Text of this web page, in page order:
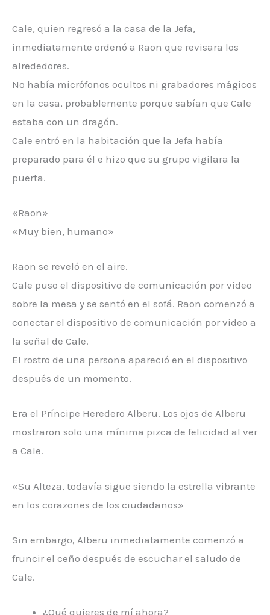
Cale, quien regresó a la casa de la Jefa,
inmediatamente ordenó a Raon que revisara los
alrededores.
No había micrófonos ocultos ni grabadores mágicos
en la casa, probablemente porque sabían que Cale
estaba con un dragón.
Cale entró en la habitación que la Jefa había
preparado para él e hizo que su grupo vigilara la
puerta.
«Raon»
«Muy bien, humano»
Raon se reveló en el aire.
Cale puso el dispositivo de comunicación por video
sobre la mesa y se sentó en el sofá. Raon comenzó a
conectar el dispositivo de comunicación por video a
la señal de Cale.
El rostro de una persona apareció en el dispositivo
después de un momento.
Era el Príncipe Heredero Alberu. Los ojos de Alberu
mostraron solo una mínima pizca de felicidad al ver
a Cale.
«Su Alteza, todavía sigue siendo la estrella vibrante
en los corazones de los ciudadanos»
Sin embargo, Alberu inmediatamente comenzó a
fruncir el ceño después de escuchar el saludo de
Cale.
¿Qué quieres de mí ahora?